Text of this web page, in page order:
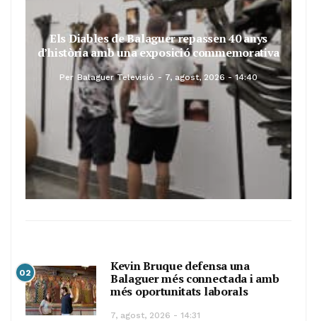
Els Diables de Balaguer repassen 40 anys
d’història amb una exposició commemorativa
Per Balaguer Televisió 7, agost, 2026 - 14:40
02
Kevin Bruque defensa una
Balaguer més connectada i amb
més oportunitats laborals
7, agost, 2026 - 14:31